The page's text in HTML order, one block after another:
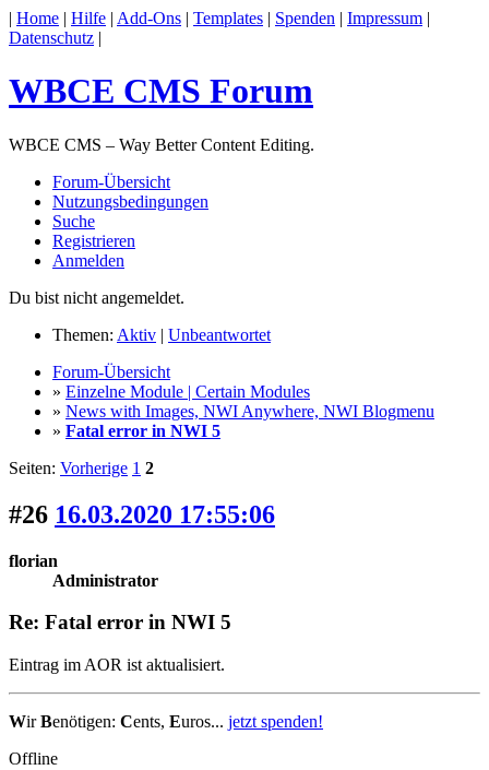
| Home | Hilfe | Add-Ons | Templates | Spenden | Impressum |
Datenschutz |
WBCE CMS Forum
WBCE CMS – Way Better Content Editing.
Forum-Übersicht
Nutzungsbedingungen
Suche
Registrieren
Anmelden
Du bist nicht angemeldet.
Themen: Aktiv | Unbeantwortet
Forum-Übersicht
» Einzelne Module | Certain Modules
» News with Images, NWI Anywhere, NWI Blogmenu
» Fatal error in NWI 5
Seiten: Vorherige 1 2
#26 16.03.2020 17:55:06
florian
Administrator
Re: Fatal error in NWI 5
Eintrag im AOR ist aktualisiert.
WirBenötigen: Cents, Euros... jetzt spenden!
Offline